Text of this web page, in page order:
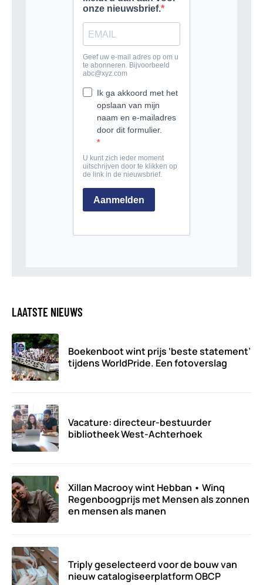
LAATSTE NIEUWS
Boekenboot wint prijs ‘beste statement’
tijdens WorldPride. Een fotoverslag
Vacature: directeur-bestuurder
bibliotheek West-Achterhoek
Xillan Macrooy wint Hebban • Winq
Regenboogprijs met Mensen als zonnen
en mensen als manen
Triply geselecteerd voor de bouw van
nieuw catalogiseerplatform OBCP